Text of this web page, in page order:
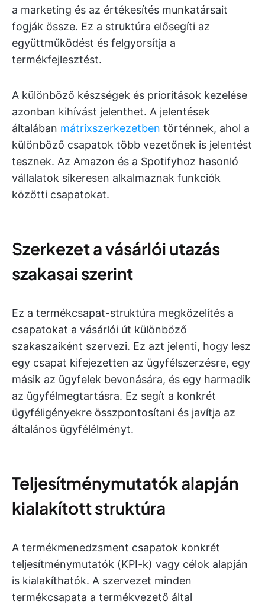
a marketing és az értékesítés munkatársait
fogják össze. Ez a struktúra elősegíti az
együttműködést és felgyorsítja a
termékfejlesztést.
A különböző készségek és prioritások kezelése
azonban kihívást jelenthet. A jelentések
általában mátrixszerkezetben történnek, ahol a
különböző csapatok több vezetőnek is jelentést
tesznek. Az Amazon és a Spotifyhoz hasonló
vállalatok sikeresen alkalmaznak funkciók
közötti csapatokat.
Szerkezet a vásárlói utazás
szakasai szerint
Ez a termékcsapat-struktúra megközelítés a
csapatokat a vásárlói út különböző
szakaszaiként szervezi. Ez azt jelenti, hogy lesz
egy csapat kifejezetten az ügyfélszerzésre, egy
másik az ügyfelek bevonására, és egy harmadik
az ügyfélmegtartásra. Ez segít a konkrét
ügyféligényekre összpontosítani és javítja az
általános ügyfélélményt.
Teljesítménymutatók alapján
kialakított struktúra
A termékmenedzsment csapatok konkrét
teljesítménymutatók (KPI-k) vagy célok alapján
is kialakíthatók. A szervezet minden
termékcsapata a termékvezető által